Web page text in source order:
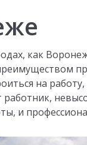
как
на
и